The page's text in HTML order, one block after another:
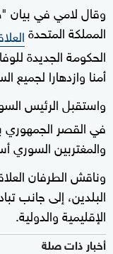
وقال لامي في بيان
المملكة المتحدة
الحكومة الجديدة
أمنا وازدهارا لجميع
واستقبل الرئيس
في القصر الجمهوري
والمغتربين السوري
وناقش الطرفان
البلدين، إلى جانب
الإقليمية والدولية.
أخبار ذات صلة